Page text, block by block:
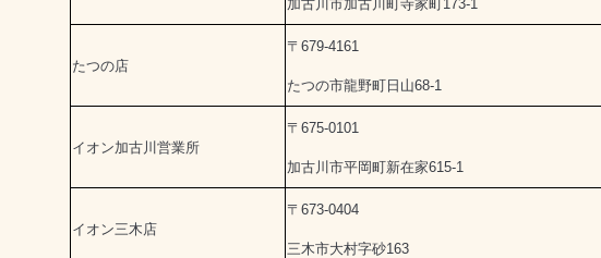
加古川市加古川町寺家町173-1
たつの店
〒679-4161
たつの市龍野町日山68-1
イオン加古川営業所
〒675-0101
加古川市平岡町新在家615-1
イオン三木店
〒673-0404
三木市大村字砂163